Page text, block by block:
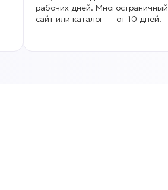
рабочих дней. Многостраничный
сайт или каталог — от 10 дней.